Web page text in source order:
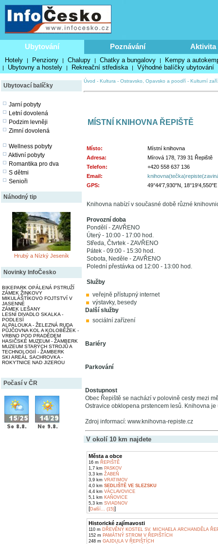
Ubytování Poznávání Aktivita
Hotely | Penziony | Chalupy | Chatky a bungalovy | Kempy a
| Ubytovny a hostely | Rekreační střediska | Výhodné balíčky ubytování
Ubytovací balíčky
Jarní pobyty
Letní dovolená
Podzim levněji
Zimní dovolená
Wellness pobyty
Aktivní pobyty
Romantika pro dva
S dětmi
Senioři
Náhodný tip
Hrubý a Nízký Jeseník
Novinky InfoČesko
BIKEPARK OPÁLENÁ PSTRUŽÍ
ZÁMEK ŽINKOVY
MIKULÁŠTÍKOVO FOJTSTVÍ V
JASENNÉ
ZÁMEK LEŠANY
LESNÍ DIVADLO SKALKA -
PODLESÍ
ALPALOUKA - ŽELEZNÁ RUDA
PŮJČOVNA KOL A KOLOBĚŽEK -
VRBNO POD PRADĚDEM
HASIČSKÉ MUZEUM - ŽAMBERK
MUZEUM STARÝCH STROJŮ A
TECHNOLOGIÍ - ŽAMBERK
SKI AREÁL SACHROVKA -
ROKYTNICE NAD JIZEROU
Počasí v ČR
Úvod - Kultura - Ostravsko, Opavsko a poodří - Kulturní
MÍSTNÍ KNIHOVNA ŘEPIŠTĚ
Místo:
Místní knihovna
Adresa:
Mírová 178, 739 31 Řepiště
Telefon:
+420 558 637 136
Email:
GPS:
49°44'7,930"N, 18°19'4,550"E
Knihovna nabízí v současné době různé
Provozní doba
Pondělí - ZAVŘENO
Úterý - 10:00 - 17:00 hod.
Středa, Čtvrtek - ZAVŘENO
Pátek - 09:00 - 15:30 hod.
Sobota, Neděle - ZAVŘENO
Polední přestávka od 12:00 - 13:00 hod.
Služby
veřejně přístupný internet
výstavky, besedy
Další služby
sociální zařízení
Bariéry
Parkování
Dostupnost
Obec Řepiště se nachází v polovině cesty mezi
Ostravice obklopena prstencem lesů. Knihovna
Zdroj informací: www.knihovna-repiste.cz
V okolí 10 km najdete
Města a obce
16 m ŘEPIŠTĚ
1,7 km PASKOV
3,3 km ŽABEŇ
3,9 km VRATIMOV
4,0 km SEDLIŠTĚ VE SLEZSKU
4,4 km VÁCLAVOVICE
5,1 km KAŇOVICE
5,3 km SVIADNOV
[Další... (15)]
Historické zajímavosti
110 m DŘEVĚNÝ KOSTEL SV. MICHAELA ARCHANDĚLA
152 m PAMÁTNÝ STROM V ŘEPIŠTÍCH
248 m GAJDULA V ŘEPIŠTÍCH